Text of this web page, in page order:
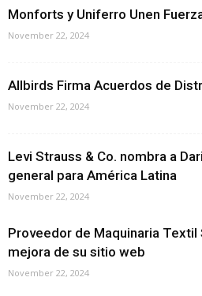
Monforts y Uniferro Unen
November 22, 2024
Allbirds Firma Acuerdos de
November 22, 2024
Levi Strauss & Co. nombra a
general para América Latina
November 22, 2024
Proveedor de Maquinaria Textil
mejora de su sitio web
November 22, 2024